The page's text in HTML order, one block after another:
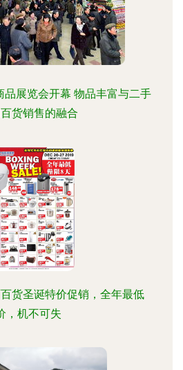
品展览会开幕 物品丰富与二手
货销售的融合
货圣诞特价促销，全年最低
，机不可失